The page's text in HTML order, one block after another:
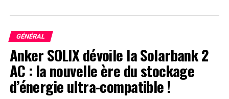
Réponse de Willie Brown
Brown, qui a été directement interrogé par le New York
Times, a nié avoir connaissance d’un tel incident. « Vous
me connaissez assez bien pour savoir que si j’avais failli
m’écraser en hélicoptère avec quelqu’un, vous en auriez
entendu parler ! » a déclaré l’ancien maire.
GÉNÉRAL
Anker SOLIX dévoile la Solarbank 2
AC : la nouvelle ère du stockage
d’énergie ultra-compatible !